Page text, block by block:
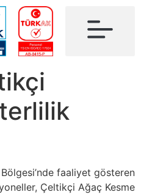
faaliyet gösteren
Çeltikçi Ağaç Kesme